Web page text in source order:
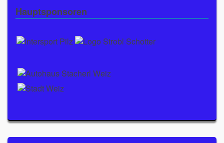
Hauptsponsoren